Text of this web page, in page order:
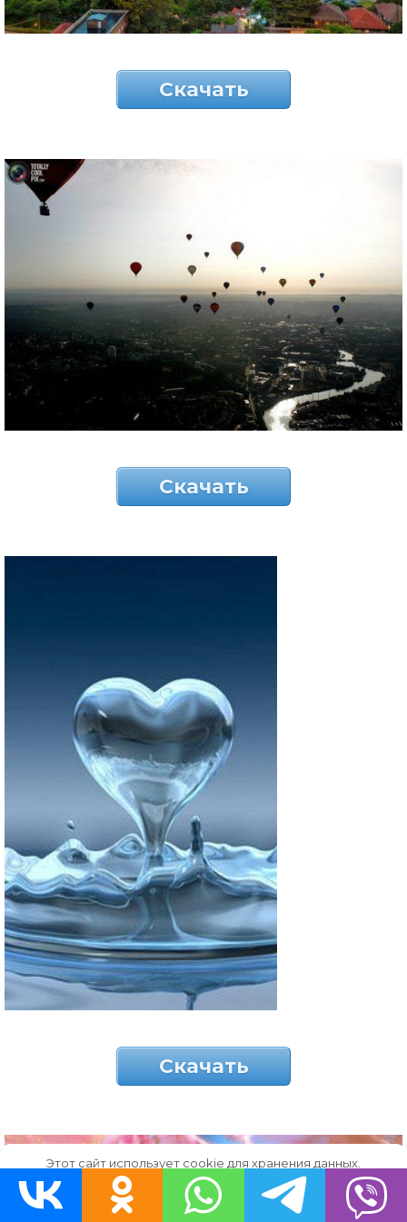
Скачать
Скачать
Скачать
Этот сайт использует cookie для хранения данных.
Продолжая использовать сайт, Вы даете свое согласие на
работу с этими файлами.
OK